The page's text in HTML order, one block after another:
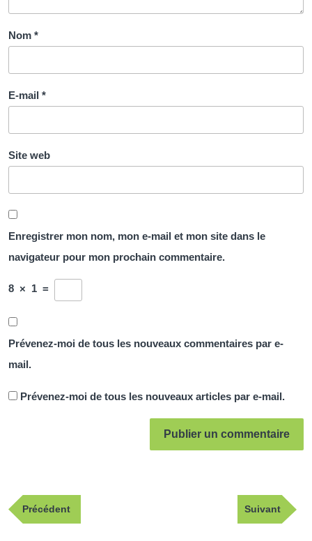
Nom *
E-mail *
Site web
Enregistrer mon nom, mon e-mail et mon site dans le
navigateur pour mon prochain commentaire.
8 × 1 =
Prévenez-moi de tous les nouveaux commentaires par e-
mail.
Prévenez-moi de tous les nouveaux articles par e-mail.
Navigation
dePublication
précédente
Précédent
Article
suivant
Suivant